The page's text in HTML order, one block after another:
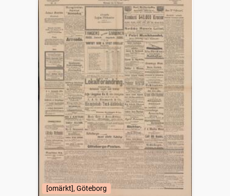
[omärkt], Göteborg